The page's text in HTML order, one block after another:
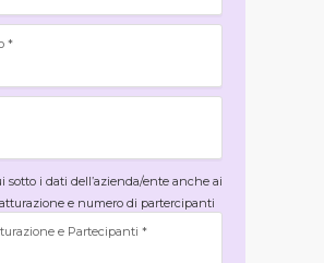
*
sotto i dati dell’azienda/ente anche ai
e numero di partercipanti
e Partecipanti *